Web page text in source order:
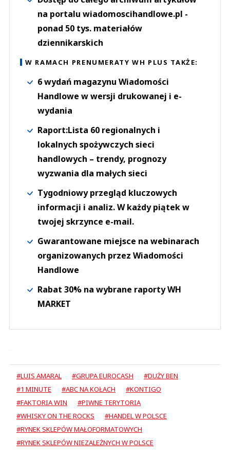
na portalu wiadomoscihandlowe.pl -
ponad 50 tys. materiałów
dziennikarskich
W RAMACH PRENUMERATY WH PLUS TAKŻE:
6 wydań magazynu Wiadomości
Handlowe w wersji drukowanej i e-
wydania
Raport:Lista 60 regionalnych i
lokalnych spożywczych sieci
handlowych – trendy, prognozy
wyzwania dla małych sieci
Tygodniowy przegląd kluczowych
informacji i analiz. W każdy piątek w
twojej skrzynce e-mail.
Gwarantowane miejsce na webinarach
organizowanych przez Wiadomości
Handlowe
Rabat 30% na wybrane raporty WH
MARKET
#LUIS AMARAL #GRUPA EUROCASH
#DUŻY BEN
#1 MINUTE
#ABC NA KOŁACH
#KONTIGO
#FAKTORIA WIN
#PIWNE TERYTORIA
#WHISKY ON THE ROCKS
#HANDEL W POLSCE
#RYNEK SKLEPÓW MAŁOFORMATOWYCH
#RYNEK SKLEPÓW NIEZALEŻNYCH W POLSCE